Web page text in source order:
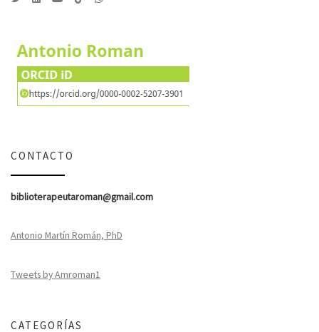
CONTACTO
biblioterapeutaroman@gmail.com
Antonio Martín Román, PhD
Tweets by Amroman1
CATEGORÍAS